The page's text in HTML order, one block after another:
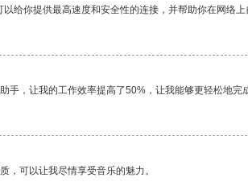
给你提供最高速度和安全性的连接，并帮助你在网络上
手，让我的工作效率提高了50%，让我能够更轻松地完
，可以让我尽情享受音乐的魅力。